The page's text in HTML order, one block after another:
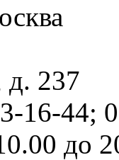
д. 237
16-44;
до